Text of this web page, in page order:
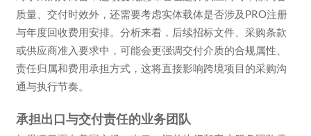
质量、交付时效外，还需要考虑实体载体是否涉及PRO注册
与年度回收费用安排。分析来看，后续招标文件、采购条款
或供应商准入要求中，可能会更强调交付介质的合规属性、
责任归属和费用承担方式，这将直接影响跨境项目的采购沟
通与执行节奏。
承担出口与交付责任的业务团队